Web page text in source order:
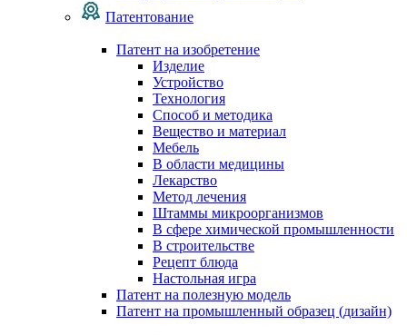
Патентование
Патент на изобретение
Изделие
Устройство
Технология
Способ и методика
Вещество и материал
Мебель
В области медицины
Лекарство
Метод лечения
Штаммы микроорганизмов
В сфере химической промышленности
В строительстве
Рецепт блюда
Настольная игра
Патент на полезную модель
Патент на промышленный образец (дизайн)